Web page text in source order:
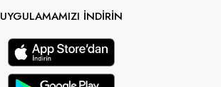
UYGULAMAMIZI İNDİRİN